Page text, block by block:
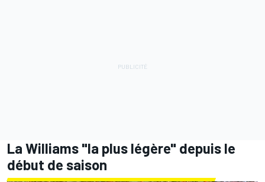
La Williams "la plus légère" depuis le
début de saison